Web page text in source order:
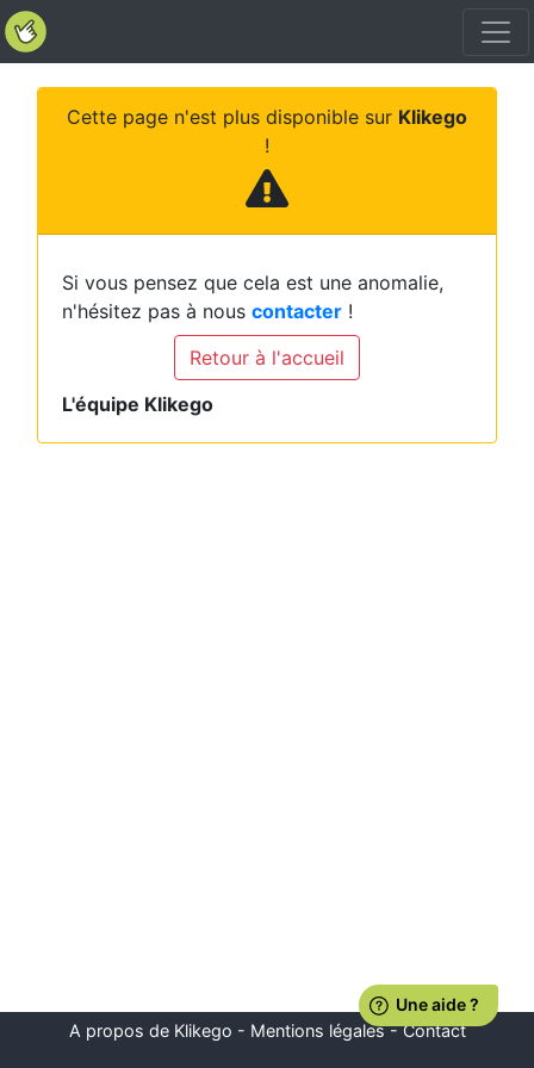
Cette page n'est plus disponible sur Klikego
!
Si vous pensez que cela est une anomalie,
n'hésitez pas à nous contacter !
Retour à l'accueil
L'équipe Klikego
A propos de Klikego - Mentions légales-Contact